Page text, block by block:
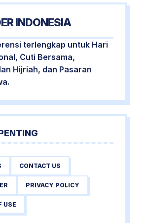
INDONESIA
terlengkap untuk Hari
Cuti Bersama,
Hijriah, dan Pasaran
CONTACT US
PRIVACY POLICY
USE